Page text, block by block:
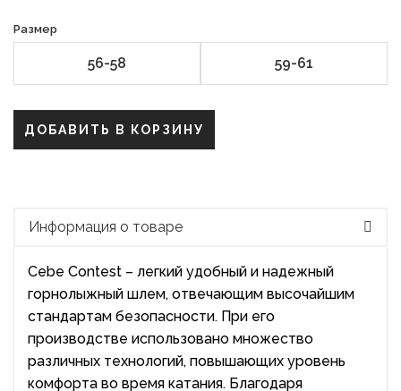
Размер
56-58 59-61
ДОБАВИТЬ В КОРЗИНУ
Информация о товаре
Cebe Contest – легкий удобный и надежный
горнолыжный шлем, отвечающим высочайшим
стандартам безопасности. При его
производстве использовано множество
различных технологий, повышающих уровень
комфорта во время катания. Благодаря